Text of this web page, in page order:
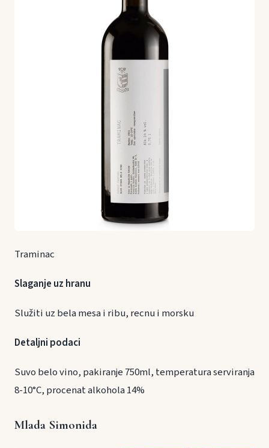
Traminac
Slaganje uz hranu
Služiti uz bela mesa i ribu, recnu i morsku
Detaljni podaci
Suvo belo vino, pakiranje 750ml, temperatura serviranja
8-10°C, procenat alkohola 14%
Mlada Simonida